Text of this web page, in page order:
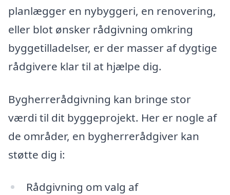
planlægger en nybyggeri, en renovering,
eller blot ønsker rådgivning omkring
byggetilladelser, er der masser af dygtige
rådgivere klar til at hjælpe dig.
Bygherrerådgivning kan bringe stor
værdi til dit byggeprojekt. Her er nogle af
de områder, en bygherrerådgiver kan
støtte dig i:
Rådgivning om valg af